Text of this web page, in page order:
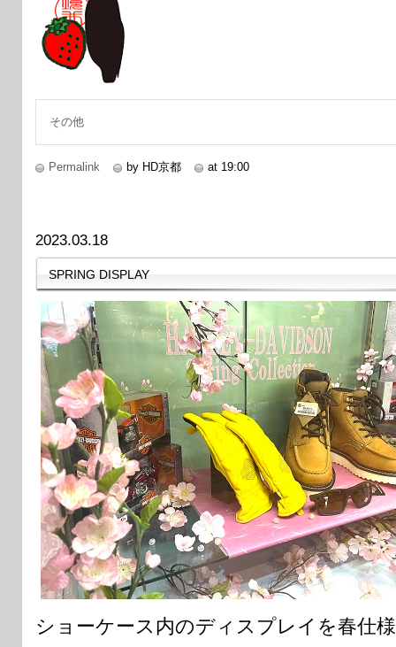
その他
Permalink by HD京都 at 19:00
2023.03.18
SPRING DISPLAY
ショーケース内のディスプレイを春仕